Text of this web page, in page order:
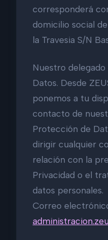
corresponderá
domicilio social
la Travesia S/N
Nuestro
Datos. Desde
ponemos a tu
contacto de
Protección de
dirigir cualquier
relación con la
Privacidad o el
datos personales.
Correo